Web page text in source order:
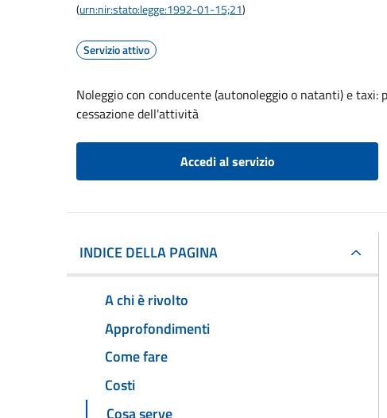
(urn:nir:stato:legge:1992-01-15;21)
Servizio attivo
Noleggio con conducente (autonoleggio o natanti) e
cessazione dell'attività
Accedi al servizio
INDICE DELLA PAGINA
A chi è rivolto
Approfondimenti
Come fare
Costi
Cosa serve